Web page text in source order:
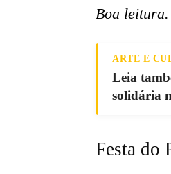
Boa leitura.
ARTE E
Leia
solidária
Festa do